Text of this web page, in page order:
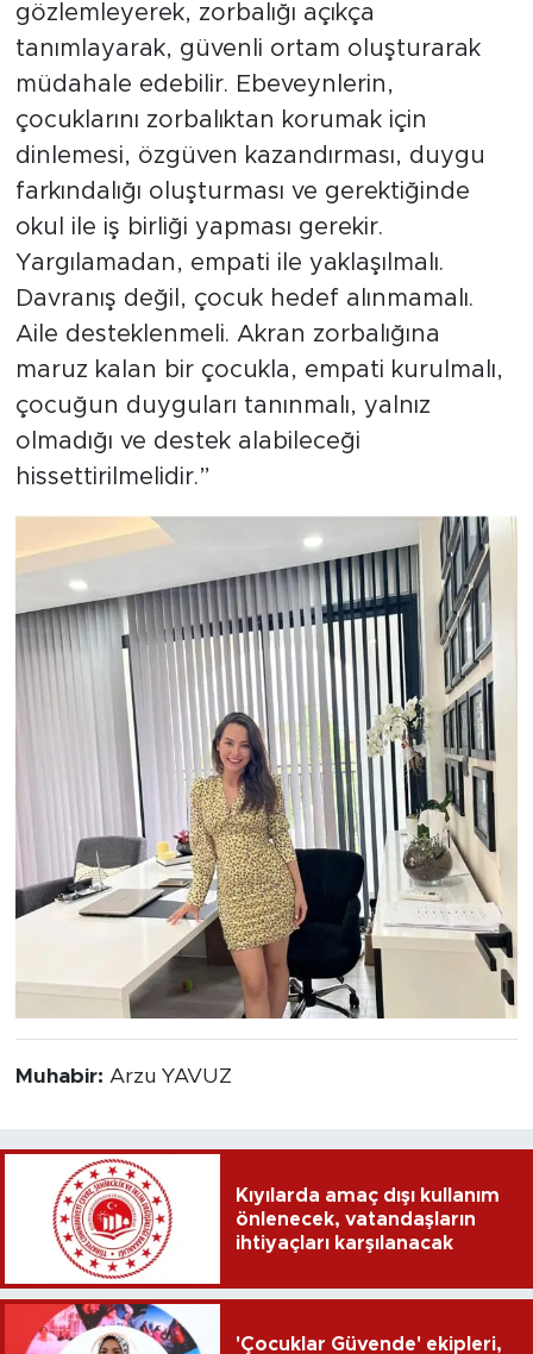
gözlemleyerek, zorbalığı açıkça
tanımlayarak, güvenli ortam oluşturarak
müdahale edebilir. Ebeveynlerin,
çocuklarını zorbalıktan korumak için
dinlemesi, özgüven kazandırması, duygu
farkındalığı oluşturması ve gerektiğinde
okul ile iş birliği yapması gerekir.
Yargılamadan, empati ile yaklaşılmalı.
Davranış değil, çocuk hedef alınmamalı.
Aile desteklenmeli. Akran zorbalığına
maruz kalan bir çocukla, empati kurulmalı,
çocuğun duyguları tanınmalı, yalnız
olmadığı ve destek alabileceği
hissettirilmelidir.”
Muhabir: Arzu YAVUZ
Kıyılarda amaç dışı kullanım
önlenecek, vatandaşların
ihtiyaçları karşılanacak
'Çocuklar Güvende' ekipleri,